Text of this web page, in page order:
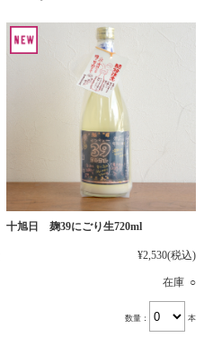
十旭日 麹39にごり生720ml
¥2,530(税込)
在庫 ○
数量： 本